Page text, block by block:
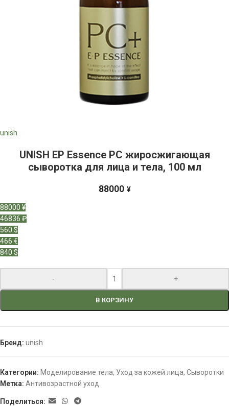
unish
UNISH EP Essence PC жиросжигающая
сыворотка для лица и тела, 100 мл
88000 ¥
88000 ¥
46836 ₽
560 $
466 €
840 $
- +
В КОРЗИНУ
Бренд: unish
Категории: Моделирование тела, Уход за кожей лица, Сыворотки
Метка: Антивозрастной уход
Поделиться: